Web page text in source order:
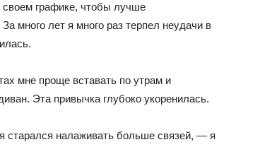
графике, чтобы лучше
много лет я много раз терпел неудачи в
мне проще вставать по утрам и
Эта привычка глубоко укоренилась.
старался налаживать больше связей, — я